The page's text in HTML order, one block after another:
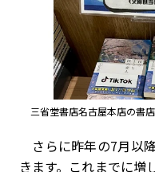
三省堂書店名古屋本店の書
さらに昨年の7月以
きます。これまでに増